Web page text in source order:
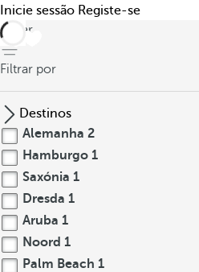
Inicie sessão Registe-se
voltar
Filtrar por
Destinos
Alemanha 2
Hamburgo 1
Saxónia 1
Dresda 1
Aruba 1
Noord 1
Palm Beach 1